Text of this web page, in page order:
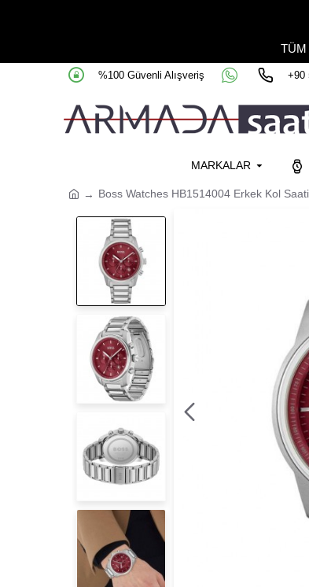
TÜM
%100 Güvenli Alışveriş +90
MARKALAR
Boss Watches HB1514004 Erkek Kol Saati